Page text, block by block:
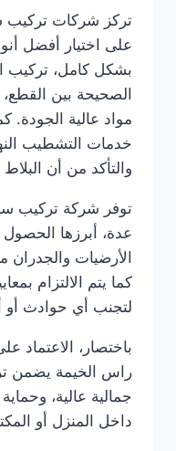
تركز شركات تركيب
على اختيار أفضل
بشكل كامل، تركيب
الصحيحة بين
مواد عالية
خدمات التشطيب
والتأكد من أن
توفر شركة تركيب
عدة، أبرزها الحصول
الأرضيات والجدران
كما يتم الالتزام
لتجنب أي حوادث أو
باختصار،
راس الخيمة يضمن
جمالية عالية،
داخل المنزل أو